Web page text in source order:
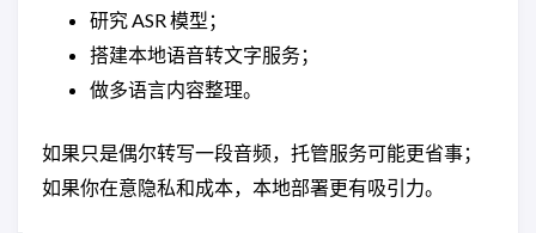
研究 ASR 模型；
搭建本地语音转文字服务；
做多语言内容整理。
如果只是偶尔转写一段音频，托管服务可能更省事；
如果你在意隐私和成本，本地部署更有吸引力。